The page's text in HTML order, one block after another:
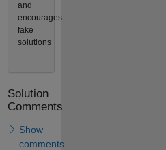
and
encourages
fake
solutions
Solution
Comments
Show
comments